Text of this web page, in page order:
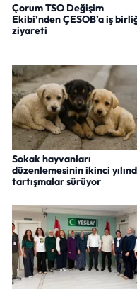
Çorum TSO Değişim
Ekibi’nden ÇESOB’a iş
ziyareti
Sokak hayvanları
düzenlemesinin ikinci
tartışmalar sürüyor